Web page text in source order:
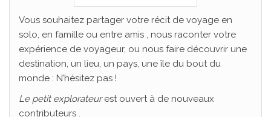
Vous souhaitez partager votre récit de voyage en
solo, en famille ou entre amis , nous raconter votre
expérience de voyageur, ou nous faire découvrir une
destination, un lieu, un pays, une île du bout du
monde : N’hésitez pas !
Le petit explorateurest ouvert à de nouveaux
contributeurs .